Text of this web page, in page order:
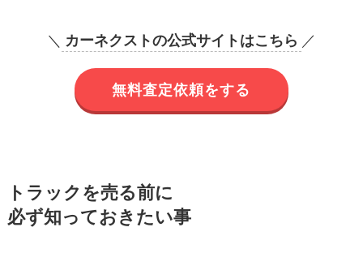
＼ カーネクストの公式サイトはこちら ／
無料査定依頼をする
トラックを売る前に
必ず知っておきたい事